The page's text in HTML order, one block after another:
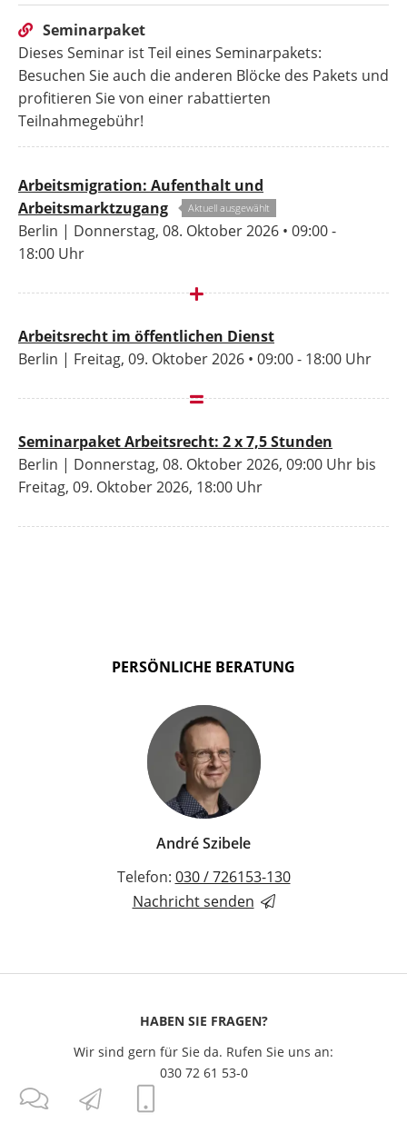
Seminarpaket
Dieses Seminar ist Teil eines Seminarpakets:
Besuchen Sie auch die anderen Blöcke des Pakets und
profitieren Sie von einer rabattierten
Teilnahmegebühr!
Arbeitsmigration: Aufenthalt und
Arbeitsmarktzugang
Aktuell ausgewählt
Berlin | Donnerstag, 08. Oktober 2026 • 09:00 -
18:00 Uhr
Arbeitsrecht im öffentlichen Dienst
Berlin | Freitag, 09. Oktober 2026 • 09:00 - 18:00 Uhr
Seminarpaket Arbeitsrecht: 2 x 7,5 Stunden
Berlin | Donnerstag, 08. Oktober 2026, 09:00 Uhr bis
Freitag, 09. Oktober 2026, 18:00 Uhr
PERSÖNLICHE BERATUNG
André Szibele
Telefon: 030 / 726153-130
Nachricht senden
HABEN SIE FRAGEN?
Wir sind gern für Sie da. Rufen Sie uns an:
030 72 61 53-0